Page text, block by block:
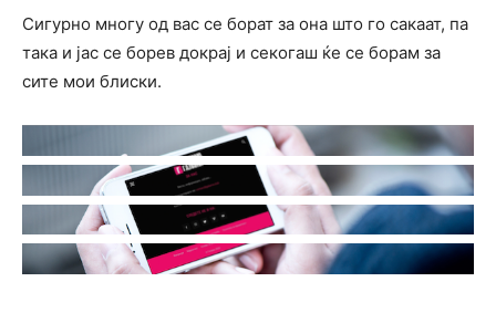
Сигурно многу од вас се борат за она што го сакаат, па
така и јас се борев докрај и секогаш ќе се борам за
сите мои блиски.